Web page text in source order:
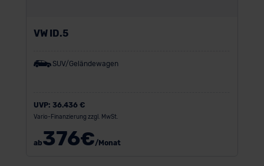
VW ID.5
SUV/Geländewagen
UVP: 36.436 €
Vario-Finanzierung zzgl. MwSt.
ab376€/Monat